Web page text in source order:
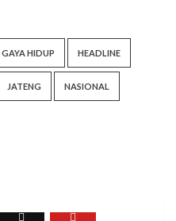
GAYA HIDUP HEADLINE
JATENG NASIONAL